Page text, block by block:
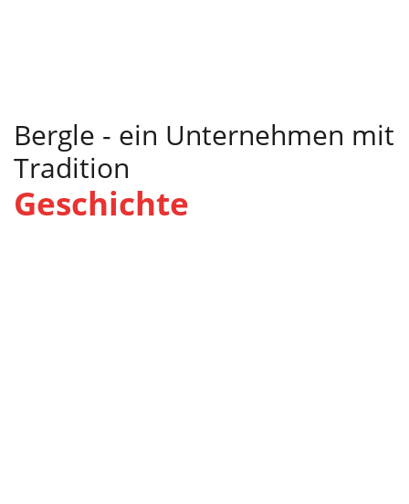
Bergle - ein Unternehmen mit
Tradition
Geschichte